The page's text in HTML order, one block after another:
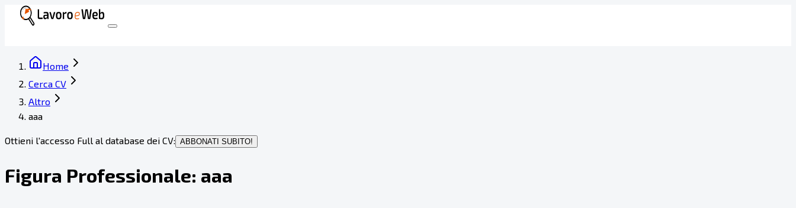
Home
Cerca CV
Altro
aaa
Ottieni l'accesso Full al database dei CV: ABBONATI SUBITO!
Figura Professionale: aaa